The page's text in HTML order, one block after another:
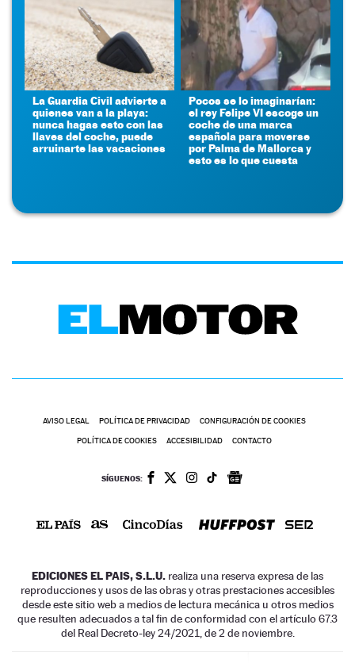
La Guardia Civil advierte a
quienes van a la playa:
nunca hagas esto con las
llaves del coche, puede
arruinarte las vacaciones
Pocos se lo imaginarían:
el rey Felipe VI escoge un
coche de una marca
española para moverse
por Palma de Mallorca y
esto es lo que cuesta
AVISO LEGAL POLÍTICA DE PRIVACIDAD CONFIGURACIÓN DE COOKIES
POLÍTICA DE COOKIES ACCESIBILIDAD CONTACTO
SÍGUENOS:
EDICIONES EL PAIS, S.L.U. realiza una reserva expresa de las
reproducciones y usos de las obras y otras prestaciones accesibles
desde este sitio web a medios de lectura mecánica u otros medios
que resulten adecuados a tal fin de conformidad con el artículo 67.3
del Real Decreto-ley 24/2021, de 2 de noviembre.